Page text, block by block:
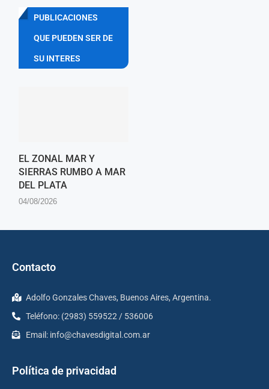
PUBLICACIONES
QUE PUEDEN SER DE
SU INTERES
EL ZONAL MAR Y
SIERRAS RUMBO A MAR
DEL PLATA
04/08/2026
Contacto
Adolfo Gonzales Chaves, Buenos Aires, Argentina.
Teléfono: (2983) 559522 / 536006
Email: info@chavesdigital.com.ar
Política de privacidad